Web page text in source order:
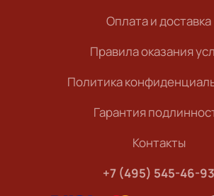
Оплата и доставка
Правила оказания
Политика
Гарантия
Контакты
+7 (495) 545-46-93